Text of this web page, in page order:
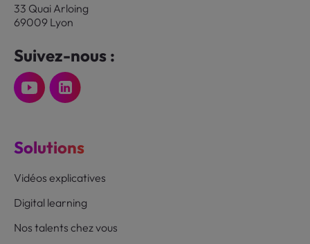
33 Quai Arloing
69009 Lyon
Suivez-nous :
Solutions
Vidéos explicatives
Digital learning
Nos talents chez vous